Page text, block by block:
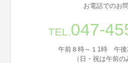
お電話でのお
TEL.047-
午前８時～１1時 午後
（日・祝は午前の